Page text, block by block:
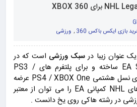
بازی ایکس باکس 360 , ورزشی
یک عنوان زیبا در سبک ورزشی است که در
سال ۲۰۱۵ توسط EA Sports ساخته و برای پلتفرم های PS3 /
XBOX 360 و کنسول های نسل هشتمی PS4 / XBOX One عرضه
شده است . سری بازی های NHL کمپانی EA را می توان از معتبر
در رشته هاکی روی یخ دانست .